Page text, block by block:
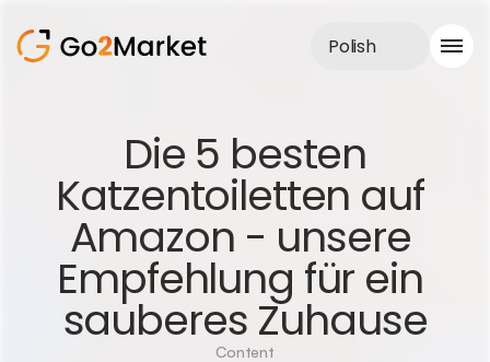
Realizacje
Case Study
Blog
O nas
Usługi
Polish
Katzentoiletten auf
Amazon - unsere
Empfehlung für ein
sauberes Zuhause
Content